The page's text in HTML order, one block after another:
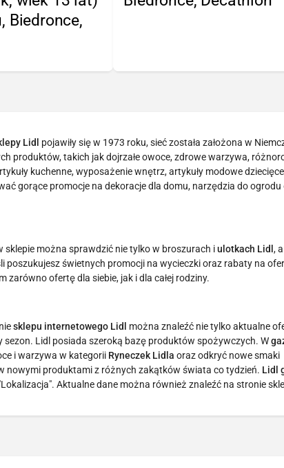
Biedronce,
Lidl pojawiły się w 1973 roku, sieć została założona w
produktów, takich jak dojrzałe owoce, zdrowe warzywa,
kuchenne, wyposażenie wnętrz, artykuły modowe
gorące promocje na dekoracje dla domu, narzędzia do ogrodu
można sprawdzić nie tylko w broszurach iulotkach Lidl ,
poszukujesz świetnych promocji na wycieczki oraz rabaty na
zarówno ofertę dla siebie, jak i dla całej rodziny.
sklepu internetowego Lidl
można znaleźć nie tylko aktualne
sezon. Lidl posiada szeroką bazę produktów spożywczych. W
i warzywa w kategorii Ryneczek Lidla oraz odkryć nowe smaki
nowymi produktami z różnych zakątków świata co tydzień. Lidl
Aktualne dane można również znaleźć na stronie